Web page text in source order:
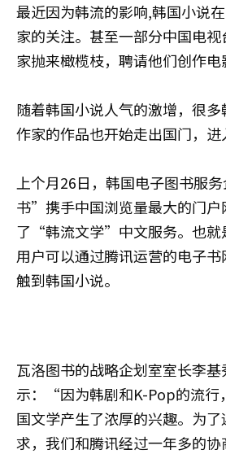
最近因为韩流的影响,韩国小说
家的关注。甚至一部分中国电
家抛来橄榄枝，聘请他们创作电
随着韩国小说人气的激增，很
作家的作品也开始走出国门，进
上个月26日，韩国电子图书服
书”携手中国浏览量最大的门户
了“韩流文学”中文服务。也就
用户可以通过腾讯运营的电子
触到韩国小说。
瓦洛图书的战略企划室室长李基
示：“因为韩剧和K-Pop的流行
国文学产生了浓厚的兴趣。为
求，我们和腾讯经过一年多的